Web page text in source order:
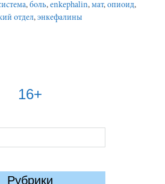
, боль, еnkephalin, мат, опиоид,
отдел, энкефалины
16+
Рубрики